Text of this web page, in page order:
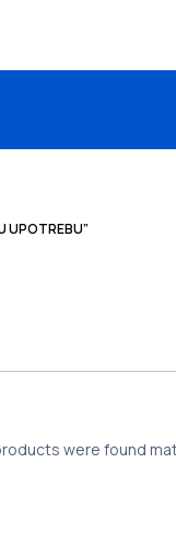
UPOTREBU”
were found